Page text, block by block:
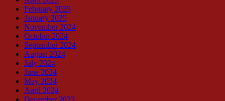
February 2025
January 2025
November 2024
October 2024
September 2024
August 2024
July 2024
June 2024
May 2024
April 2024
December 2023